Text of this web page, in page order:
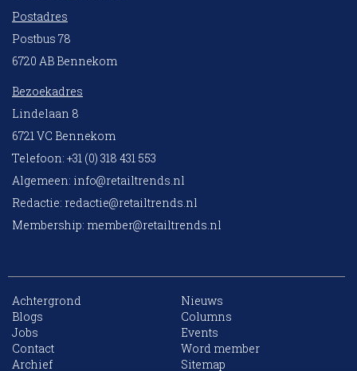
Postadres
Postbus 78
6720 AB Bennekom
Bezoekadres
Lindelaan 8
6721 VC Bennekom
Telefoon: +31 (0) 318 431 553
Algemeen: info@retailtrends.nl
Redactie: redactie@retailtrends.nl
Membership: member@retailtrends.nl
Achtergrond
Nieuws
Blogs
Columns
Jobs
Events
Contact
Word member
Archief
Sitemap